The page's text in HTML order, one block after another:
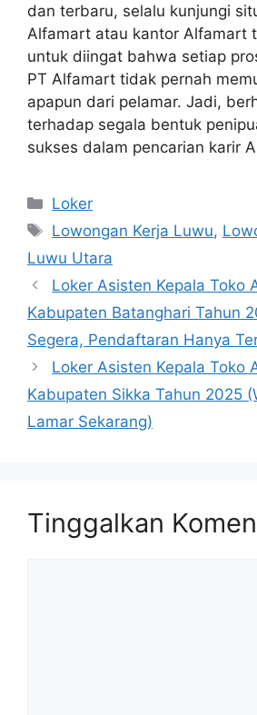
dan terbaru, selalu kunjungi
Alfamart atau kantor Alfamart
untuk diingat bahwa setiap
PT Alfamart tidak pernah
apapun dari pelamar. Jadi,
terhadap segala bentuk
sukses dalam pencarian karir
Kategori
Loker
Tag
Lowongan Kerja Luwu,
Luwu Utara
Loker Asisten Kepala Toko
Kabupaten Batanghari Tahun
Segera, Pendaftaran Hanya
Loker Asisten Kepala Toko
Kabupaten Sikka Tahun 2025
Lamar Sekarang)
Tinggalkan